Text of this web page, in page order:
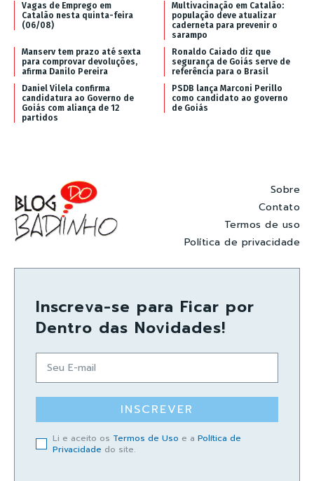
Vagas de Emprego em
Catalão nesta quinta-feira
(06/08)
Multivacinação em Catalão:
população deve atualizar
caderneta para prevenir o
sarampo
Manserv tem prazo até sexta
para comprovar devoluções,
afirma Danilo Pereira
Ronaldo Caiado diz que
segurança de Goiás serve de
referência para o Brasil
Daniel Vilela confirma
candidatura ao Governo de
Goiás com aliança de 12
partidos
PSDB lança Marconi Perillo
como candidato ao governo
de Goiás
Sobre
Contato
Termos de uso
Política de privacidade
Inscreva-se para Ficar por
Dentro das Novidades!
INSCREVER
Li e aceito os Termos de Uso e a Política de
Privacidade do site.